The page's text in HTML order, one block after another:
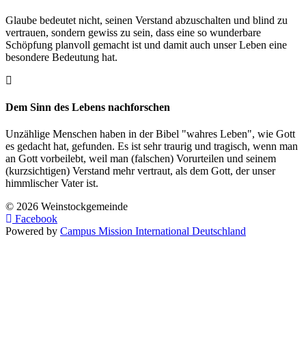
Glaube bedeutet nicht, seinen Verstand abzuschalten und blind zu
vertrauen, sondern gewiss zu sein, dass eine so wunderbare
Schöpfung planvoll gemacht ist und damit auch unser Leben eine
besondere Bedeutung hat.
Dem Sinn des Lebens nachforschen
Unzählige Menschen haben in der Bibel "wahres Leben", wie Gott
es gedacht hat, gefunden. Es ist sehr traurig und tragisch, wenn man
an Gott vorbeilebt, weil man (falschen) Vorurteilen und seinem
(kurzsichtigen) Verstand mehr vertraut, als dem Gott, der unser
himmlischer Vater ist.
© 2026 Weinstockgemeinde
Facebook
Powered by Campus Mission International Deutschland